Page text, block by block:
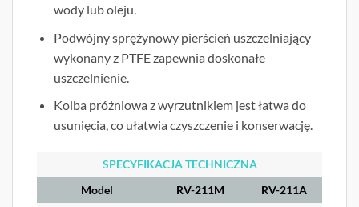
wody lub oleju.
Podwójny sprężynowy pierścień uszczelniający
wykonany z PTFE zapewnia doskonałe
uszczelnienie.
Kolba próżniowa z wyrzutnikiem jest łatwa do
usunięcia, co ułatwia czyszczenie i konserwację.
SPECYFIKACJA TECHNICZNA
Model
RV-211M RV-211A